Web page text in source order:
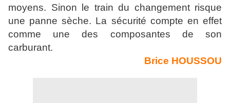
moyens. Sinon le train du changement risque
une panne sèche. La sécurité compte en effet
comme une des composantes de son
carburant.
Brice HOUSSOU